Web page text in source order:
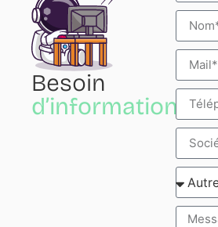
Besoin
d’informations?